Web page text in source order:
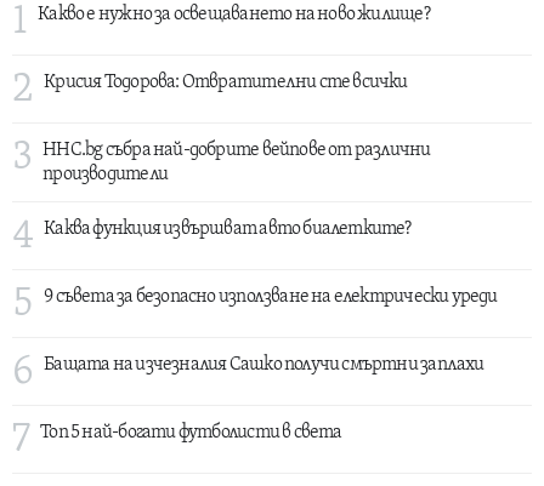
1 Какво е нужно за освещаването на ново жилище?
2 Крисия Тодорова: Отвратителни сте всички
3
HHC.bg събра най-добрите вейпове от различни
производители
4 Каква функция извършват авто биалетките?
5 9 съвета за безопасно използване на електрически уреди
6 Бащата на изчезналия Сашко получи смъртни заплахи
7 Топ 5 най-богати футболисти в света